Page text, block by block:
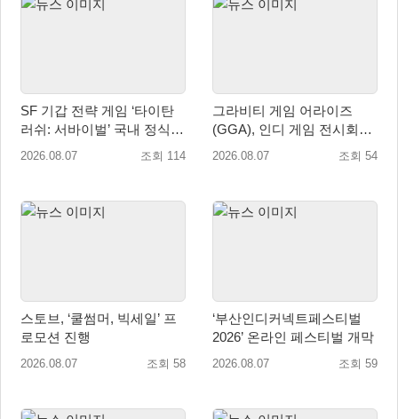
SF 기갑 전략 게임 ‘타이탄
러쉬: 서바이벌’ 국내 정식
출시
2026.08.07 조회 114
그라비티 게임 어라이즈
(GGA), 인디 게임 전시회
‘도쿄 게임 던전 13’ 참가!
2026.08.07 조회 54
스토브, ‘쿨썸머, 빅세일’ 프
로모션 진행
2026.08.07 조회 58
‘부산인디커넥트페스티벌
2026’ 온라인 페스티벌 개막
2026.08.07 조회 59